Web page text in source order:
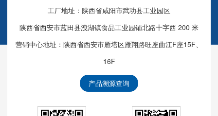
工厂地址：陕西省咸阳市武功县工业园区
陕西省西安市蓝田县洩湖镇食品工业园铺北路十字西 200 米
营销中心地址：陕西省西安市雁塔区雁翔路旺座曲江F座15F、
16F
产品溯源查询